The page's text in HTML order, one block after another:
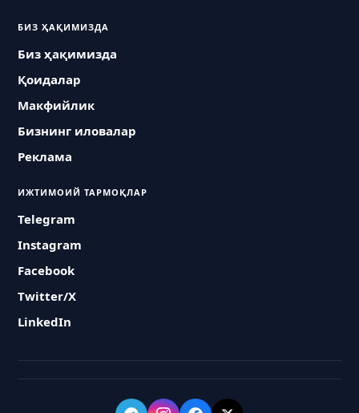
БИЗ ҲАҚИМИЗДА
Биз ҳақимизда
Қоидалар
Макфийлик
Бизнинг иловалар
Реклама
ИЖТИМОИЙ ТАРМОҚЛАР
Telegram
Instagram
Facebook
Twitter/X
LinkedIn